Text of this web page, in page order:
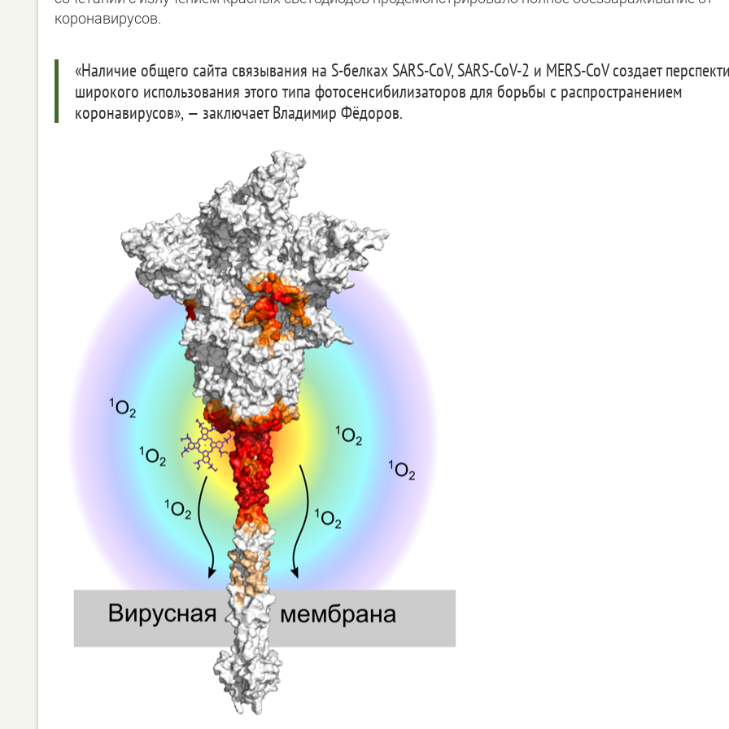
коронавирусов.
«Наличие общего сайта связывания на S-белках SARS-CoV, SARS-CoV-2 и MERS-CoV создает
широкого использования этого типа фотосенсибилизаторов для борьбы с распространением
коронавирусов», — заключает Владимир Фёдоров.